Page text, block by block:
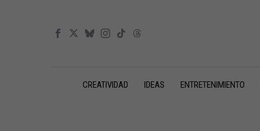
CREATIVIDAD IDEAS ENTRETENIMIENTO